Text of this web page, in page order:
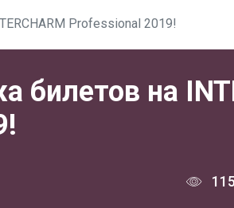
Professional 2019!
билетов на